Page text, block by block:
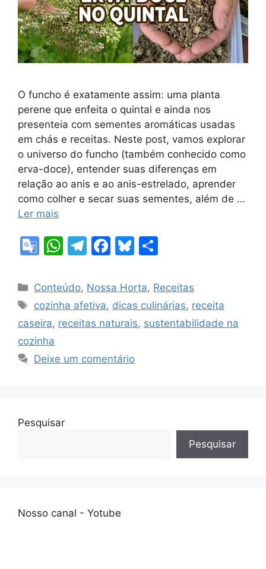
O funcho é exatamente assim: uma planta
perene que enfeita o quintal e ainda nos
presenteia com sementes aromáticas usadas
em chás e receitas. Neste post, vamos explorar
o universo do funcho (também conhecido como
erva-doce), entender suas diferenças em
relação ao anis e ao anis-estrelado, aprender
como colher e secar suas sementes, além de …
Ler mais
G
o
gl
e
Tr
a
at
e
W
at
s
A
p
T
e
gr
a
F
c
e
b
o
Bl
e
s
k
ar
e
Categorias
Conteúdo, Nossa Horta, Receitas
Tags
cozinha afetiva, dicas culinárias, receita
caseira, receitas naturais, sustentabilidade na
cozinha
Deixe um comentário
Pesquisar
Pesquisar
Nosso canal - Yotube